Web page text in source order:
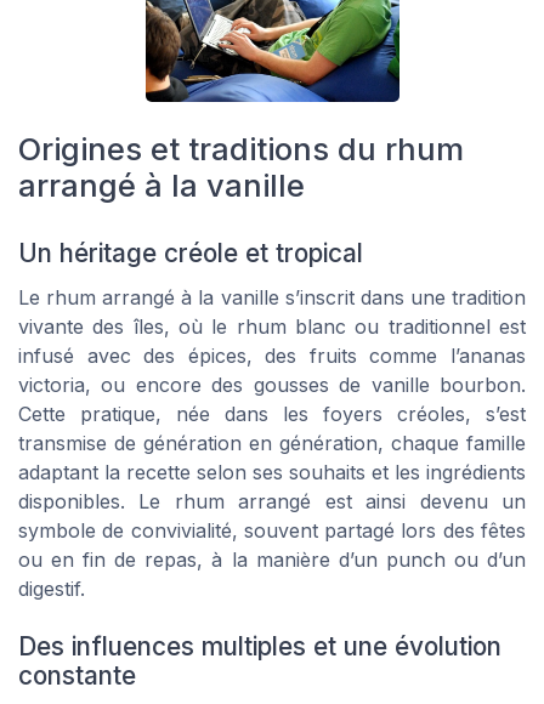
Origines et traditions du rhum
arrangé à la vanille
Un héritage créole et tropical
Le rhum arrangé à la vanille s’inscrit dans une tradition
vivante des îles, où le rhum blanc ou traditionnel est
infusé avec des épices, des fruits comme l’ananas
victoria, ou encore des gousses de vanille bourbon.
Cette pratique, née dans les foyers créoles, s’est
transmise de génération en génération, chaque famille
adaptant la recette selon ses souhaits et les ingrédients
disponibles. Le rhum arrangé est ainsi devenu un
symbole de convivialité, souvent partagé lors des fêtes
ou en fin de repas, à la manière d’un punch ou d’un
digestif.
Des influences multiples et une évolution
constante